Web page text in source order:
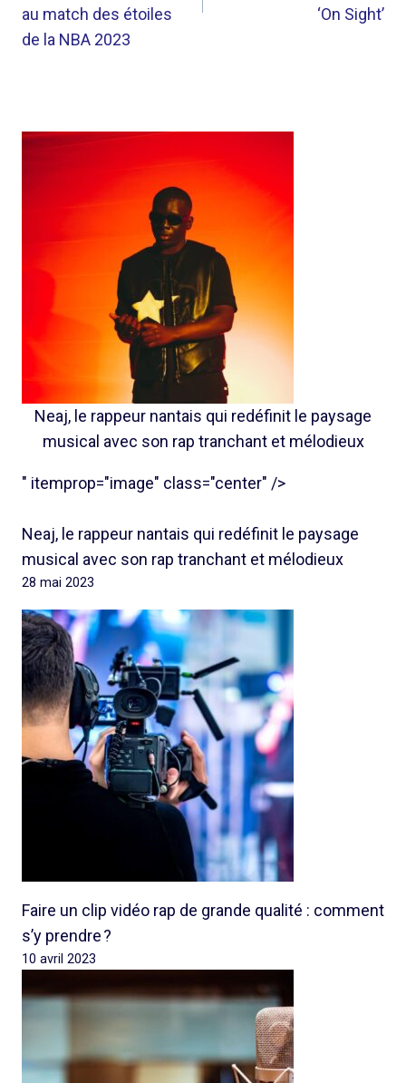
au match des étoiles
de la NBA 2023
‘On Sight’
Neaj, le rappeur nantais qui redéfinit le paysage
musical avec son rap tranchant et mélodieux
" itemprop="image" class="center" />
Neaj, le rappeur nantais qui redéfinit le paysage
musical avec son rap tranchant et mélodieux
28 mai 2023
Faire un clip vidéo rap de grande qualité : comment
s’y prendre ?
10 avril 2023